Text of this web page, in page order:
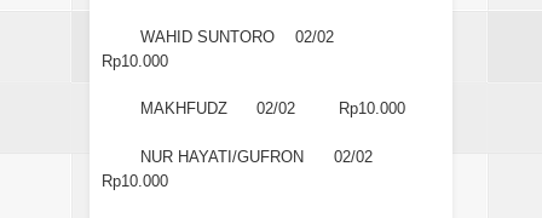
WAHID SUNTORO
02/02
Rp10.000
MAKHFUDZ 02/02 Rp10.000
NUR HAYATI/GUFRON
02/02
Rp10.000